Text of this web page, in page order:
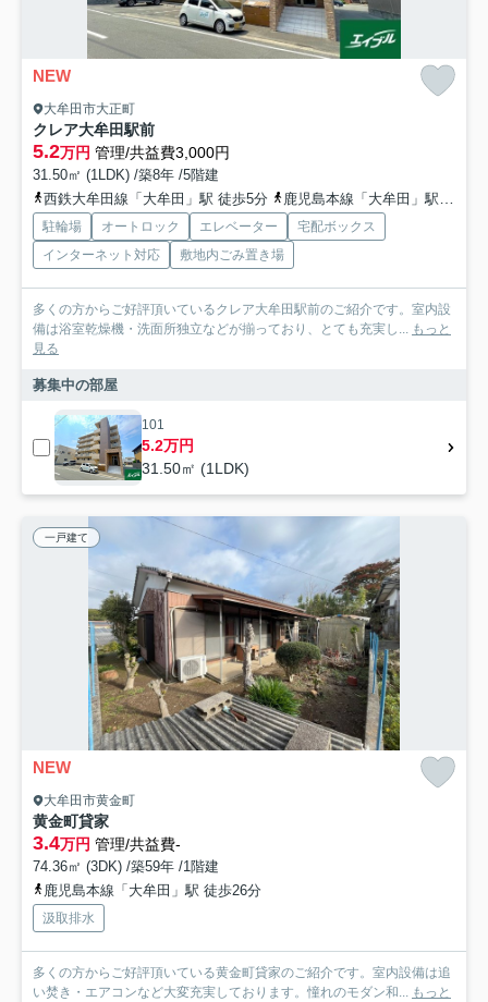
NEW
大牟田市大正町
クレア大牟田駅前
5.2万円 管理/共益費3,000円
31.50㎡ (1LDK) /築8年 /5階建
西鉄大牟田線「大牟田」駅 徒歩5分
鹿児島本線「大牟田」駅 徒歩13分
駐輪場 オートロック エレベーター
宅配ボックス
インターネット対応
敷地内ごみ置き場
多くの方からご好評頂いているクレア大牟田駅前のご紹介です。室内設
備は浴室乾燥機・洗面所独立などが揃っており、とても充実し... もっと
見る
募集中の部屋
101
5.2万円
31.50㎡ (1LDK)
一戸建て
NEW
大牟田市黄金町
黄金町貸家
3.4万円 管理/共益費-
74.36㎡ (3DK) /築59年 /1階建
鹿児島本線「大牟田」駅 徒歩26分
汲取排水
多くの方からご好評頂いている黄金町貸家のご紹介です。室内設備は追
い焚き・エアコンなど大変充実しております。憧れのモダン和... もっと